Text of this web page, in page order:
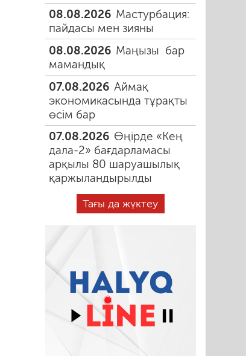
08.08.2026 Мастурбация:
пайдасы мен зияны
08.08.2026 Маңызы бар
мамандық
07.08.2026 Аймақ
экономикасында тұрақты
өсім бар
07.08.2026 Өңірде «Кең
дала-2» бағдарламасы
арқылы 80 шаруашылық
қаржыландырылды
Тағы да жүктеу